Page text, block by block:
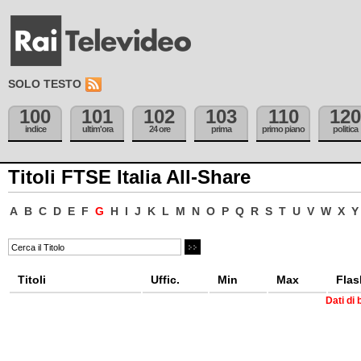
SOLO TESTO
100
indice
101
ultim'ora
102
24 ore
103
prima
110
primo piano
120
politica
Titoli FTSE Italia All-Share
A B C D E F G H I J K L M N O P Q R S T U V W X Y
Titoli Uffic. Min Max
Dati di